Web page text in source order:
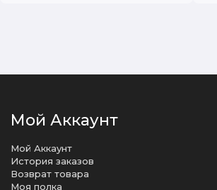
Мой Аккаунт
Мой Аккаунт
История заказов
Возврат товара
Моя полка